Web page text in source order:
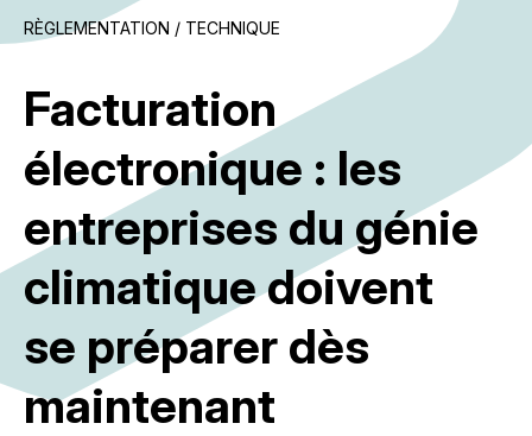
RÈGLEMENTATION / TECHNIQUE
Facturation
électronique : les
entreprises du génie
climatique doivent
se préparer dès
maintenant